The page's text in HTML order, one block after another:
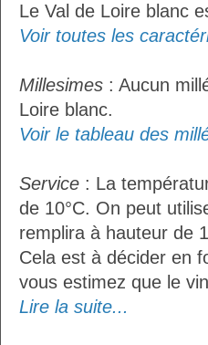
Le Val de Loire blanc
Voir toutes les
Millesimes : Aucun
Loire blanc.
Voir le tableau des
Service : La
de 10°C. On peut
remplira à hauteur de
Cela est à décider en
vous estimez que le
Lire la suite...